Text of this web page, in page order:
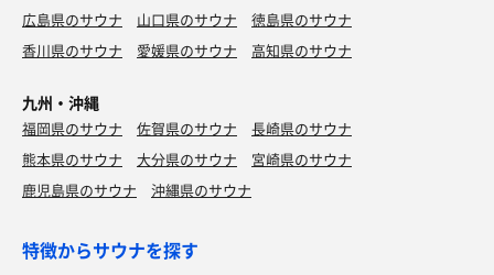
広島県のサウナ
山口県のサウナ
徳島県のサウナ
香川県のサウナ
愛媛県のサウナ 高知県のサウナ
九州・沖縄
福岡県のサウナ 佐賀県のサウナ
長崎県のサウナ
熊本県のサウナ
大分県のサウナ
宮崎県のサウナ
鹿児島県のサウナ
沖縄県のサウナ
特徴からサウナを探す